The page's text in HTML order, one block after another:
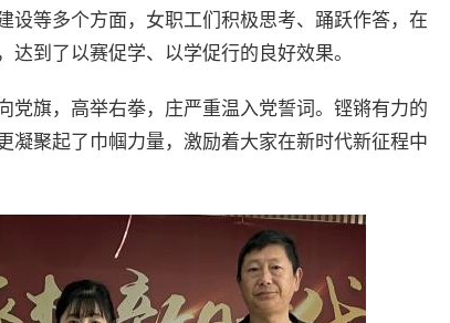
设等多个方面，女职工们积极思考、踊跃作答，在
到了以赛促学、以学促行的良好效果。
党旗，高举右拳，庄严重温入党誓词。铿锵有力的
凝聚起了巾帼力量，激励着大家在新时代新征程中